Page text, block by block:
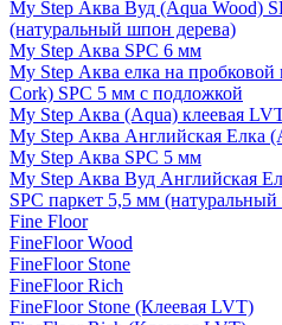
My Step Аква Вуд (Aqua Wood)
(натуральный шпон дерева)
My Step Аква SPC 6 мм
My Step Аква елка на
Cork) SPC 5 мм с подложкой
My Step Аква (Aqua) клеевая
My Step Аква Английская Елка
My Step Аква SPC 5 мм
My Step Аква Вуд Английская
SPC паркет 5,5 мм
Fine Floor
FineFloor Wood
FineFloor Stone
FineFloor Rich
FineFloor Stone (Клеевая LVT)